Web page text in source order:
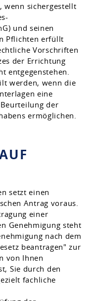
wenn sichergestellt
und seinen
Pflichten erfüllt
Vorschriften
der Errichtung
entgegenstehen.
werden, wenn die
eine
der
ermöglichen.
setzt einen
Antrag voraus.
einer
Genehmigung steht
nach dem
beantragen" zur
von Ihnen
Sie durch den
fachliche